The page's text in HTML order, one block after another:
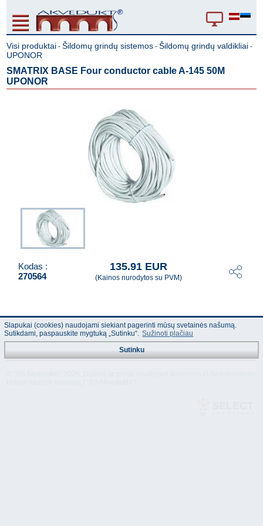
Visi produktai -Šildomų grindų sistemos -Šildomų grindų valdikliai -
UPONOR
SMATRIX BASE Four conductor cable A-145 50M
UPONOR
Kodas :
270564
135.91 EUR
(Kainos nurodytos su PVM)
Slapukai (cookies) naudojami siekiant pagerinti mūsų svetainės našumą.
Sutikdami, paspauskite mygtuką „Sutinku“. Sužinoti plačiau
Sutinku